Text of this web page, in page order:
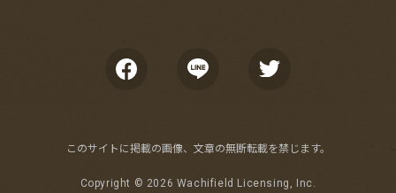
このサイトに掲載の画像、文章の無断転載を禁じます。
Copyright © 2026 Wachifield Licensing, Inc.